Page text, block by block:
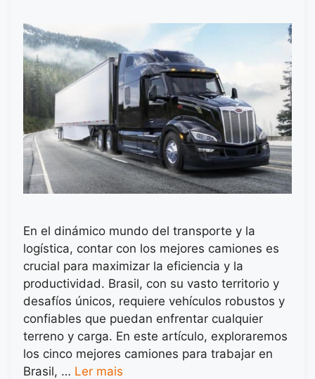
En el dinámico mundo del transporte y la
logística, contar con los mejores camiones es
crucial para maximizar la eficiencia y la
productividad. Brasil, con su vasto territorio y
desafíos únicos, requiere vehículos robustos y
confiables que puedan enfrentar cualquier
terreno y carga. En este artículo, exploraremos
los cinco mejores camiones para trabajar en
Brasil, … Ler mais